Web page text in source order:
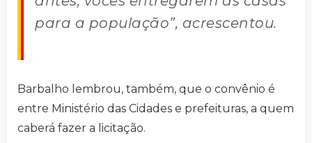
para a população”, acrescentou.
Barbalho lembrou, também, que o convênio é
entre Ministério das Cidades e prefeituras, a quem
caberá fazer a licitação.